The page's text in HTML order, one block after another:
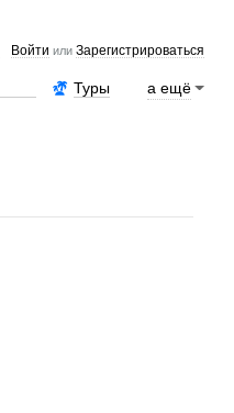
Войти илиЗарегистрироваться
а ещё
Туры